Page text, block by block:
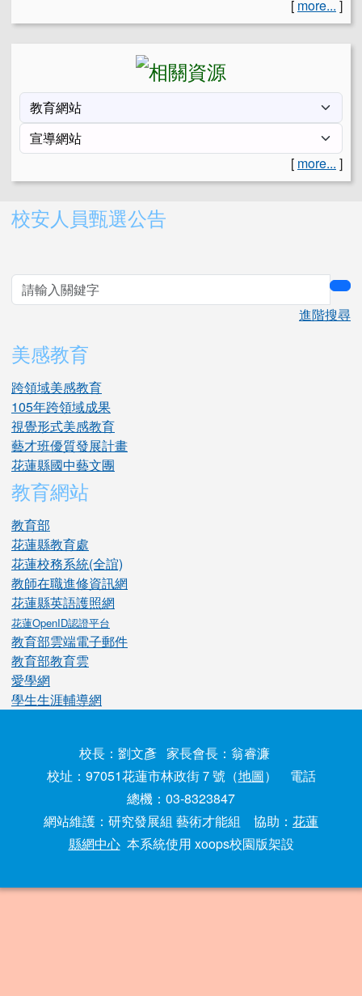
[ more... ]
[ more... ]
右邊區域內容
校安人員甄選公告
進階搜尋
美感教育
跨領域美感教育
105年跨領域成果
視覺形式美感教育
藝才班優質發展計畫
花蓮縣國中藝文團
教育網站
教育部
花蓮縣教育處
花蓮校務系統(全誼)
教師在職進修資訊網
花蓮縣英語護照網
花蓮OpenID認證平台
教育部雲端電子郵件
教育部教育雲
愛學網
學生生涯輔導網
校長：劉文彥 家長會長：翁睿濂
校址：97051花蓮市林政街７號（地圖） 電話
總機：03-8323847
網站維護：研究發展組 藝術才能組 協助： 花蓮
縣網中心本系統使用 xoops校園版架設